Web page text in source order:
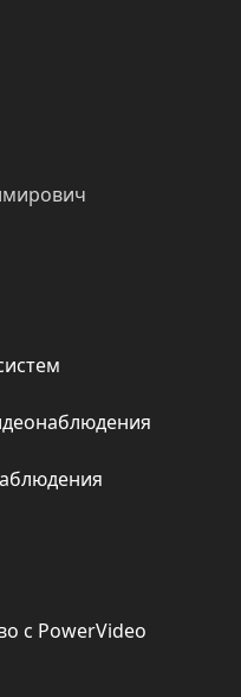
с PowerVideo